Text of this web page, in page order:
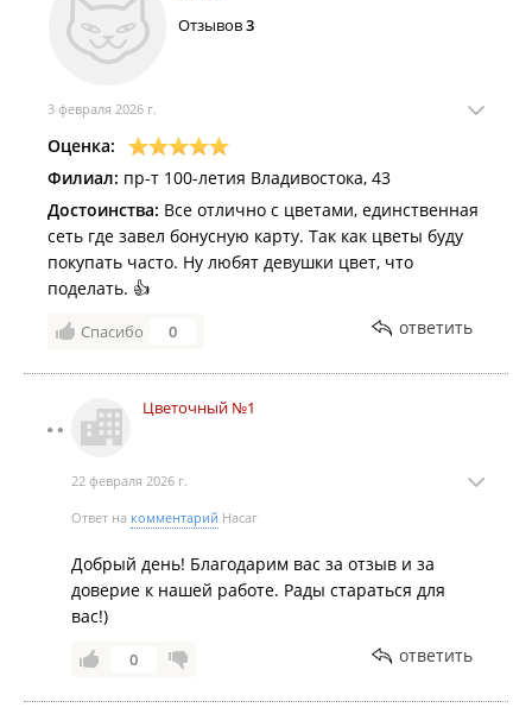
Отзывов3
3 февраля 2026 г.
Оценка:
Филиал: пр-т 100-летия Владивостока, 43
Достоинства: Все отлично с цветами, единственная
сеть где завел бонусную карту. Так как цветы буду
покупать часто. Ну любят девушки цвет, что
поделать. 👍
Спасибо 0 ответить
Цветочный №1
22 февраля 2026 г.
Ответ на комментарий Насаг
Добрый день! Благодарим вас за отзыв и за
доверие к нашей работе. Рады стараться для
вас!)
0 ответить